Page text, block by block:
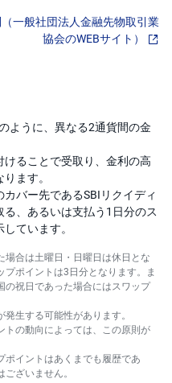
一般社団法人金融先物取引業
協会のWEBサイト）
ように、異なる2通貨間の金
ることで受取り、金利の高
ます。
バー先であるSBIリクイディ
、あるいは支払う1日分のス
ています。
合は土曜日・日曜日は休日とな
ポイントは3日分となります。ま
の祝日であった場合にはスワップ
生する可能性があります。
トの動向によっては、この原則が
イントはあくまでも履歴であ
ざいません。